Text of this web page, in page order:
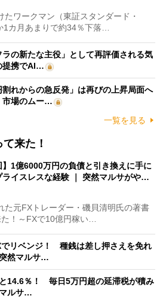
ワークマン（東証スタンダード・
1カ月あまりで約34％下落…
の新たな主役」として再評価される気
提携でAI…
れからの急反発」は再びの上昇局面へ
場のムー…
一覧を見る
来た！
】1億6000万円の負債と引き換えに手に
ライスレスな経験 ｜ 突然マルサがや…
元FXトレーダー・磯貝清明氏の著書
た！～FXで10億円稼い…
でリベンジ！ 種銭は差し押さえを免れ
然マルサ…
と14.6％！ 毎日5万円超の延滞税が積み
ルサ…